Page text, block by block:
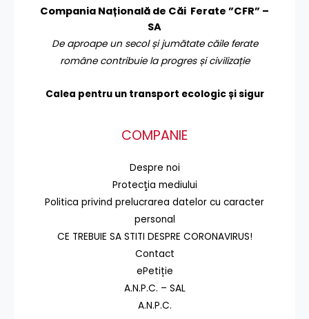
Compania Națională de Căi Ferate ”CFR” –
SA
De aproape un secol și jumătate căile ferate
române contribuie la progres și civilizație
Calea pentru un transport ecologic și sigur
COMPANIE
Despre noi
Protecţia mediului
Politica privind prelucrarea datelor cu caracter
personal
CE TREBUIE SA STITI DESPRE CORONAVIRUS!
Contact
ePetiție
A.N.P.C. – SAL
A.N.P.C.